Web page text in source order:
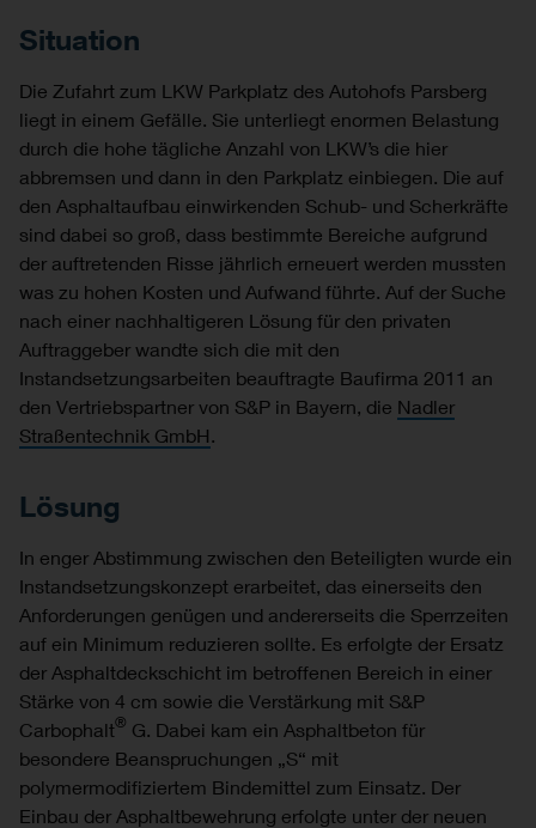
Situation
Die Zufahrt zum LKW Parkplatz des Autohofs Parsberg
liegt in einem Gefälle. Sie unterliegt enormen Belastung
durch die hohe tägliche Anzahl von LKW’s die hier
abbremsen und dann in den Parkplatz einbiegen. Die auf
den Asphaltaufbau einwirkenden Schub- und Scherkräfte
sind dabei so groß, dass bestimmte Bereiche aufgrund
der auftretenden Risse jährlich erneuert werden mussten
was zu hohen Kosten und Aufwand führte. Auf der Suche
nach einer nachhaltigeren Lösung für den privaten
Auftraggeber wandte sich die mit den
Instandsetzungsarbeiten beauftragte Baufirma 2011 an
den Vertriebspartner von S&P in Bayern, die Nadler
Straßentechnik GmbH.
Lösung
In enger Abstimmung zwischen den Beteiligten wurde ein
Instandsetzungskonzept erarbeitet, das einerseits den
Anforderungen genügen und andererseits die Sperrzeiten
auf ein Minimum reduzieren sollte. Es erfolgte der Ersatz
der Asphaltdeckschicht im betroffenen Bereich in einer
Stärke von 4 cm sowie die Verstärkung mit S&P
Carbophalt® G. Dabei kam ein Asphaltbeton für
besondere Beanspruchungen „S“ mit
polymermodifiziertem Bindemittel zum Einsatz. Der
Einbau der Asphaltbewehrung erfolgte unter der neuen